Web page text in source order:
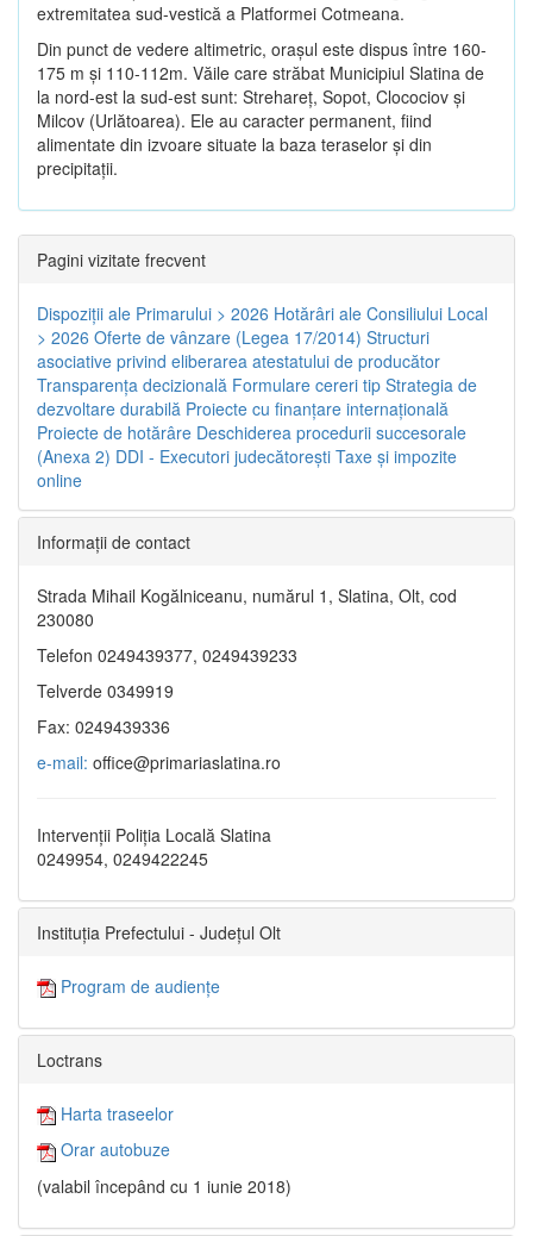
extremitatea sud-vestică a Platformei Cotmeana.
Din punct de vedere altimetric, oraşul este dispus între 160-
175 m şi 110-112m. Văile care străbat Municipiul Slatina de
la nord-est la sud-est sunt: Strehareţ, Sopot, Clocociov şi
Milcov (Urlătoarea). Ele au caracter permanent, fiind
alimentate din izvoare situate la baza teraselor şi din
precipitaţii.
Pagini vizitate frecvent
Dispoziţii ale Primarului > 2026 Hotărâri ale Consiliului Local
> 2026 Oferte de vânzare (Legea 17/2014) Structuri
asociative privind eliberarea atestatului de producător
Transparenţa decizională Formulare cereri tip Strategia de
dezvoltare durabilă Proiecte cu finanţare internaţională
Proiecte de hotărâre Deschiderea procedurii succesorale
(Anexa 2) DDI - Executori judecătorești Taxe şi impozite
online
Informaţii de contact
Strada Mihail Kogălniceanu, numărul 1, Slatina, Olt, cod
230080
Telefon 0249439377, 0249439233
Telverde 0349919
Fax: 0249439336
e-mail: office@primariaslatina.ro
Intervenții Poliția Locală Slatina
0249954, 0249422245
Instituția Prefectului - Județul Olt
Program de audiențe
Loctrans
Harta traseelor
Orar autobuze
(valabil începând cu 1 iunie 2018)